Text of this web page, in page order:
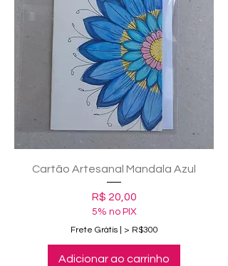
Cartão Artesanal Mandala Azul
Preço
R$ 20,00
5% no PIX
Frete Grátis | > R$300
Adicionar ao carrinho